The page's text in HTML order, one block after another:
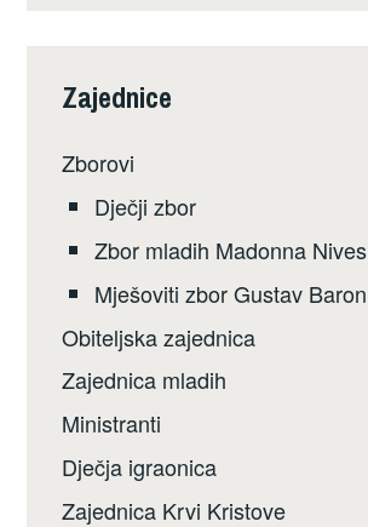
Zajednice
Zborovi
Dječji zbor
Zbor mladih Madonna Nives
Mješoviti zbor Gustav Baron
Obiteljska zajednica
Zajednica mladih
Ministranti
Dječja igraonica
Zajednica Krvi Kristove